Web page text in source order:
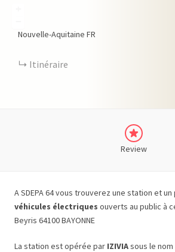
Nouvelle-Aquitaine FR
Itinéraire
Review
A SDEPA 64 vous trouverez une station et
véhicules électriques ouverts au public à
Beyris 64100 BAYONNE
La station est opérée par IZIVIAsous le